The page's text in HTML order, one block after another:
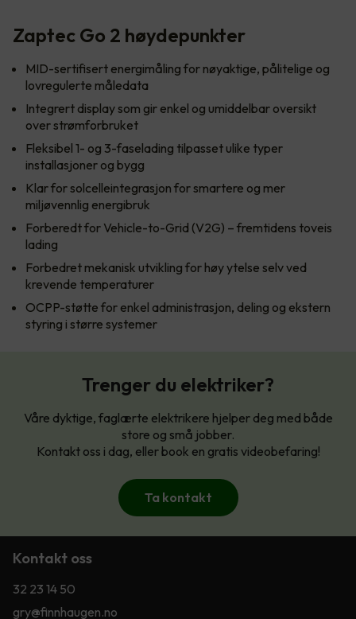
Zaptec Go 2 høydepunkter
MID-sertifisert energimåling for nøyaktige, pålitelige og
lovregulerte måledata
Integrert display som gir enkel og umiddelbar oversikt
over strømforbruket
Fleksibel 1- og 3-faselading tilpasset ulike typer
installasjoner og bygg
Klar for solcelleintegrasjon for smartere og mer
miljøvennlig energibruk
Forberedt for Vehicle-to-Grid (V2G) – fremtidens toveis
lading
Forbedret mekanisk utvikling for høy ytelse selv ved
krevende temperaturer
OCPP-støtte for enkel administrasjon, deling og ekstern
styring i større systemer
Trenger du elektriker?
Våre dyktige, faglærte elektrikere hjelper deg med både
store og små jobber.
Kontakt oss i dag, eller book en gratis videobefaring!
Ta kontakt
Kontakt oss
32 23 14 50
gry@finnhaugen.no